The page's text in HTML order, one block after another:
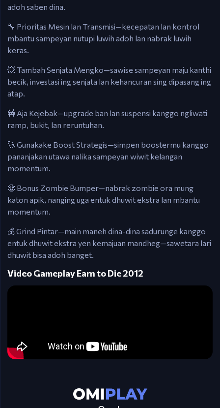
adoh saben dina.
🔧 Prioritas Mesin lan Transmisi—kecepatan lan kontrol
mbantu sampeyan nutupi luwih adoh lan nabrak luwih
keras.
💥 Tambah Senjata Mengko—sawise sampeyan maju kanthi
becik, investasi ing senjata lan kehancuran sing dipasang ing
atap.
🚧 Aja Kejebak—upgrade ban lan suspensi kanggo ngliwati
ramp, bukit, lan reruntuhan.
🚀 Gunakake Boost Strategis—simpen boostermu kanggo
pananjakan utawa nalika sampeyan wiwit kelangan
momentum.
🧟 Bonus Zombie Bumper—nabrak zombie ora mung
katon apik, nanging uga entuk dhuwit ekstra lan mbantu
momentum.
💰 Grind Pintar—main maneh dina-dina sadurunge kanggo
entuk dhuwit ekstra yen kemajuan mandheg—sawetara lari
dhuwit bisa adoh banget.
Video Gameplay Earn to Die 2012